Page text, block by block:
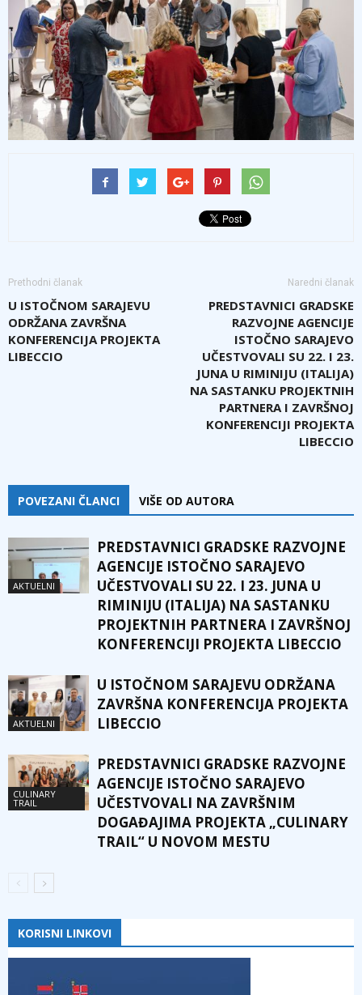
Prethodni članak
U ISTOČNOM SARAJEVU
ODRŽANA ZAVRŠNA
KONFERENCIJA PROJEKTA
LIBECCIO
Naredni članak
PREDSTAVNICI GRADSKE
RAZVOJNE AGENCIJE
ISTOČNO SARAJEVO
UČESTVOVALI SU 22. I 23.
JUNA U RIMINIJU (ITALIJA)
NA SASTANKU PROJEKTNIH
PARTNERA I ZAVRŠNOJ
KONFERENCIJI PROJEKTA
LIBECCIO
POVEZANI ČLANCI VIŠE OD AUTORA
AKTUELNI
PREDSTAVNICI GRADSKE RAZVOJNE
AGENCIJE ISTOČNO SARAJEVO
UČESTVOVALI SU 22. I 23. JUNA U
RIMINIJU (ITALIJA) NA SASTANKU
PROJEKTNIH PARTNERA I ZAVRŠNOJ
KONFERENCIJI PROJEKTA LIBECCIO
AKTUELNI
U ISTOČNOM SARAJEVU ODRŽANA
ZAVRŠNA KONFERENCIJA PROJEKTA
LIBECCIO
CULINARY
TRAIL
PREDSTAVNICI GRADSKE RAZVOJNE
AGENCIJE ISTOČNO SARAJEVO
UČESTVOVALI NA ZAVRŠNIM
DOGAĐAJIMA PROJEKTA „CULINARY
TRAIL“ U NOVOM MESTU
KORISNI LINKOVI